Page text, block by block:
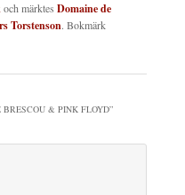
och märktes Domaine de
Torstenson. Bokmärk
& PINK FLOYD”